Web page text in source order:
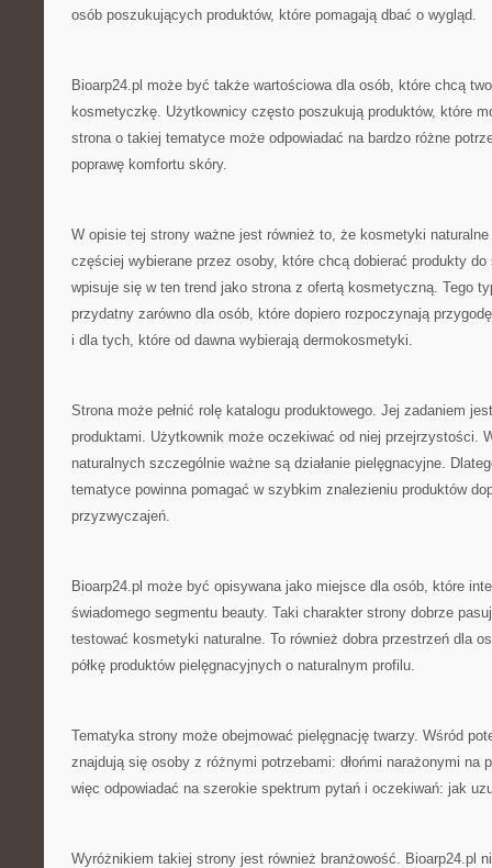
osób poszukujących produktów, które pomagają dbać o wygląd.
Bioarp24.pl może być także wartościowa dla osób, które chcą
kosmetyczkę. Użytkownicy często poszukują produktów, które
strona o takiej tematyce może odpowiadać na bardzo różne
poprawę komfortu skóry.
W opisie tej strony ważne jest również to, że kosmetyki
częściej wybierane przez osoby, które chcą dobierać produkty
wpisuje się w ten trend jako strona z ofertą kosmetyczną. Tego
przydatny zarówno dla osób, które dopiero rozpoczynają
i dla tych, które od dawna wybierają dermokosmetyki.
Strona może pełnić rolę katalogu produktowego. Jej zadaniem
produktami. Użytkownik może oczekiwać od niej przejrzystości.
naturalnych szczególnie ważne są działanie pielęgnacyjne.
tematyce powinna pomagać w szybkim znalezieniu produktów
przyzwyczajeń.
Bioarp24.pl może być opisywana jako miejsce dla osób, które
świadomego segmentu beauty. Taki charakter strony dobrze
testować kosmetyki naturalne. To również dobra przestrzeń dla
półkę produktów pielęgnacyjnych o naturalnym profilu.
Tematyka strony może obejmować pielęgnację twarzy. Wśród
znajdują się osoby z różnymi potrzebami: dłońmi narażonymi na
więc odpowiadać na szerokie spektrum pytań i oczekiwań: jak
Wyróżnikiem takiej strony jest również branżowość. Bioarp24.pl